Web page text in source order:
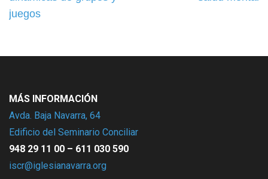
entradas
juegos
MÁS INFORMACIÓN
Avda. Baja Navarra, 64
Edificio del Seminario Conciliar
948 29 11 00 – 611 030 590
iscr@iglesianavarra.org